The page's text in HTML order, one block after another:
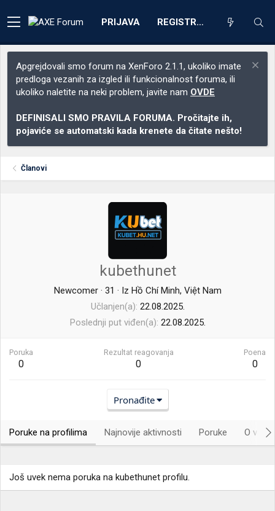
PRIJAVA REGISTRACIJA
Apgrejdovali smo forum na XenForo 2.1.1, ukoliko imate
predloga vezanih za izgled ili funkcionalnost foruma, ili
ukoliko naletite na neki problem, javite nam OVDE
DEFINISALI SMO PRAVILA FORUMA. Pročitajte ih,
pojaviće se automatski kada krenete da čitate nešto!
Članovi
kubethunet
Newcomer · 31 · Iz Hồ Chí Minh, Việt Nam
Učlanjen(a) 22.08.2025.
Poslednji put viđen(a) 22.08.2025.
Poruka
0
Rezultat reagovanja
0
Poena
0
Pronađite
Poruke na profilima Najnovije aktivnosti Poruke O
Još uvek nema poruka na kubethunet profilu.